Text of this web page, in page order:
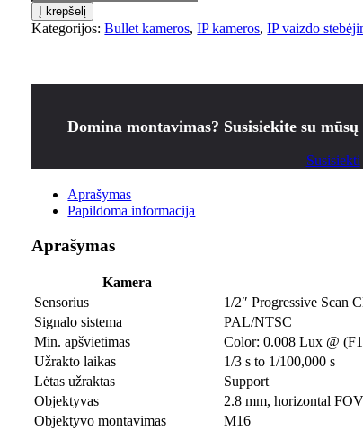
Į krepšelį
Kategorijos:Bullet kameros,IP kameros,IP vaizdo
Domina montavimas? Susisiekite su
Susisiekti
Aprašymas
Papildoma informacija
Aprašymas
Kamera
Sensorius
1/2″ Progressive Scan
Signalo sistema
PAL/NTSC
Min. apšvietimas
Color: 0.008 Lux @
Užrakto laikas
1/3 s to 1/100,000 s
Lėtas užraktas
Support
Objektyvas
2.8 mm, horizontal
Objektyvo montavimas
M16